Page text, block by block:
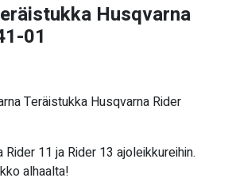
Husqvarna
01
Teräistukka Husqvarna Rider
11 ja Rider 13 ajoleikkureihin.
alhaalta!